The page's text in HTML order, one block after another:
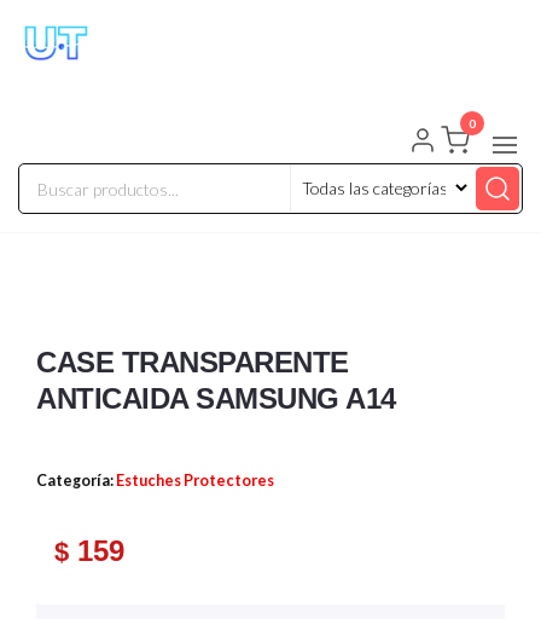
0
CASE TRANSPARENTE
ANTICAIDA SAMSUNG A14
Categoría: Estuches Protectores
$ 159